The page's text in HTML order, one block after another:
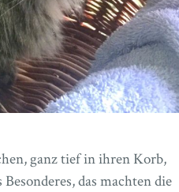
ganz tief in ihren Korb,
das machten die